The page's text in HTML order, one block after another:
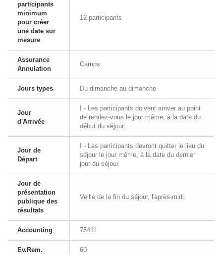
participants
minimum
pour créer
une date sur
mesure
12 participants
Assurance
Annulation
Camps
Jours types Du dimanche au dimanche
Jour
d'Arrivée
I - Les participants doivent arriver au point
de rendez-vous le jour même, à la date du
début du séjour.
Jour de
Départ
I - Les participants devront quitter le lieu du
séjour le jour même, à la date du dernier
jour du séjour.
Jour de
présentation
publique des
résultats
Veille de la fin du séjour, l'après-midi
Accounting 75411
Ev.Rem. 60